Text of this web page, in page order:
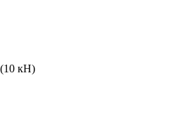
(10 кН)